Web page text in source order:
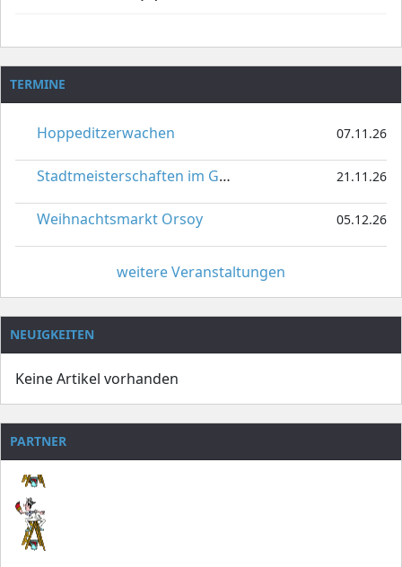
TERMINE
Hoppeditzerwachen 07.11.26
Stadtmeisterschaften im Gardetanz 21.11.26
Weihnachtsmarkt Orsoy 05.12.26
weitere Veranstaltungen
NEUIGKEITEN
Keine Artikel vorhanden
PARTNER